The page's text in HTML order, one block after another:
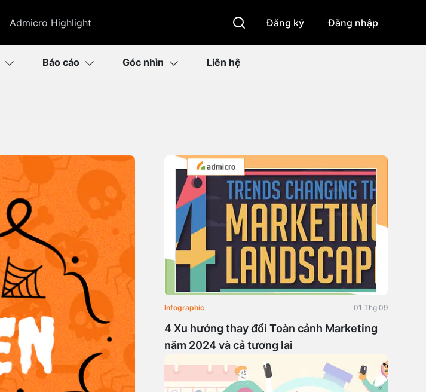
Admicro Highlight Đăng ký Đăng nhập
Báo cáo Góc nhìn Liên hệ
4 Xu hướng thay đổi Toàn cảnh Marketing
năm 2024 và cả tương lai
Infographic 01 Thg 09